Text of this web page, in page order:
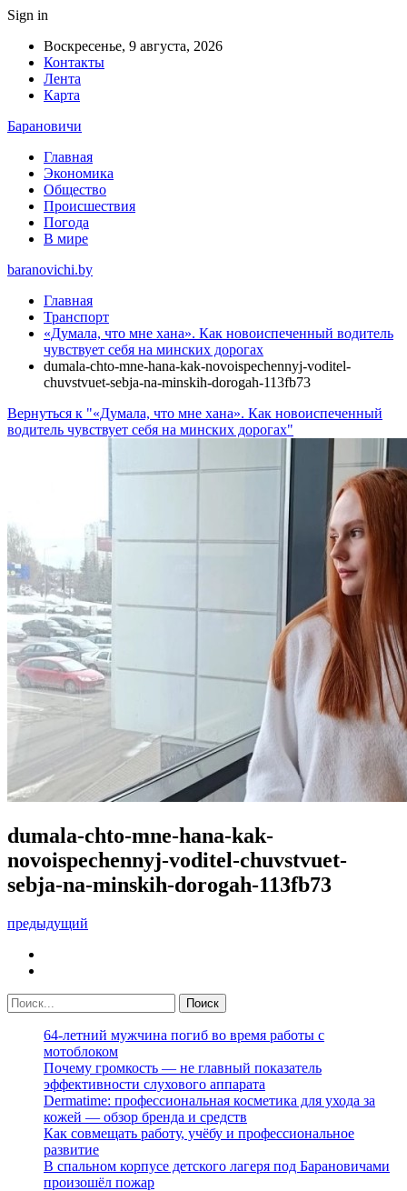
Sign in
Воскресенье, 9 августа, 2026
Контакты
Лента
Карта
Барановичи
Главная
Экономика
Общество
Происшествия
Погода
В мире
baranovichi.by
Главная
Транспорт
«Думала, что мне хана». Как новоиспеченный водитель
чувствует себя на минских дорогах
dumala-chto-mne-hana-kak-novoispechennyj-voditel-
chuvstvuet-sebja-na-minskih-dorogah-113fb73
Вернуться к "«Думала, что мне хана». Как новоиспеченный
водитель чувствует себя на минских дорогах"
dumala-chto-mne-hana-kak-
novoispechennyj-voditel-chuvstvuet-
sebja-na-minskih-dorogah-113fb73
предыдущий
64-летний мужчина погиб во время работы с
мотоблоком
Почему громкость — не главный показатель
эффективности слухового аппарата
Dermatime: профессиональная косметика для ухода за
кожей — обзор бренда и средств
Как совмещать работу, учёбу и профессиональное
развитие
В спальном корпусе детского лагеря под Барановичами
произошёл пожар